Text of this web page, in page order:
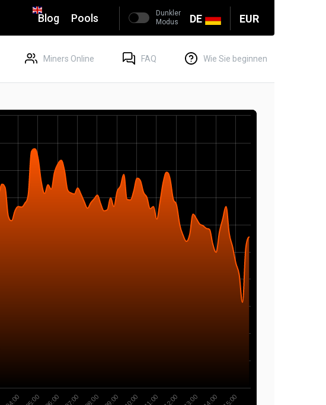
DE EUR
Blog Pools
Dunkler
Modus
Miners Online FAQ Wie Sie beginnen
04:00 05:00 06:00 07:00 08:00 09:00 10:00 11:00 12:00 13:00 14:00 15:00